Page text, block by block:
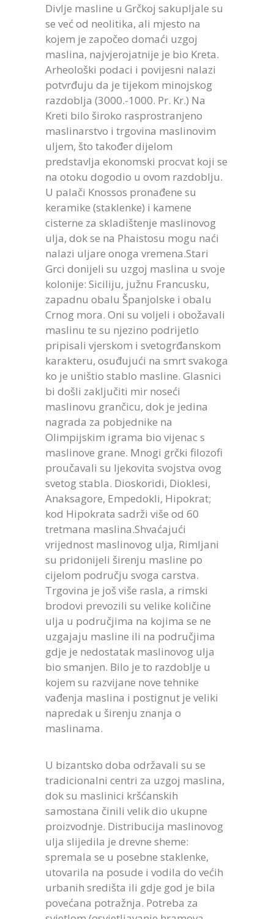
Divlje masline u Grčkoj sakupljale su
se već od neolitika, ali mjesto na
kojem je započeo domaći uzgoj
maslina, najvjerojatnije je bio Kreta.
Arheološki podaci i povijesni nalazi
potvrđuju da je tijekom minojskog
razdoblja (3000.-1000. Pr. Kr.) Na
Kreti bilo široko rasprostranjeno
maslinarstvo i trgovina maslinovim
uljem, što također dijelom
predstavlja ekonomski procvat koji se
na otoku dogodio u ovom razdoblju.
U palači Knossos pronađene su
keramike (staklenke) i kamene
cisterne za skladištenje maslinovog
ulja, dok se na Phaistosu mogu naći
nalazi uljare onoga vremena.Stari
Grci donijeli su uzgoj maslina u svoje
kolonije: Siciliju, južnu Francusku,
zapadnu obalu Španjolske i obalu
Crnog mora. Oni su voljeli i obožavali
maslinu te su njezino podrijetlo
pripisali vjerskom i svetogrđanskom
karakteru, osuđujući na smrt svakoga
ko je uništio stablo masline. Glasnici
bi došli zaključiti mir noseći
maslinovu grančicu, dok je jedina
nagrada za pobjednike na
Olimpijskim igrama bio vijenac s
maslinove grane. Mnogi grčki filozofi
proučavali su ljekovita svojstva ovog
svetog stabla. Dioskoridi, Dioklesi,
Anaksagore, Empedokli, Hipokrat;
kod Hipokrata sadrži više od 60
tretmana maslina.Shvaćajući
vrijednost maslinovog ulja, Rimljani
su pridonijeli širenju masline po
cijelom području svoga carstva.
Trgovina je još više rasla, a rimski
brodovi prevozili su velike količine
ulja u područjima na kojima se ne
uzgajaju masline ili na područjima
gdje je nedostatak maslinovog ulja
bio smanjen. Bilo je to razdoblje u
kojem su razvijane nove tehnike
vađenja maslina i postignut je veliki
napredak u širenju znanja o
maslinama.
U bizantsko doba održavali su se
tradicionalni centri za uzgoj maslina,
dok su maslinici kršćanskih
samostana činili velik dio ukupne
proizvodnje. Distribucija maslinovog
ulja slijedila je drevne sheme:
spremala se u posebne staklenke,
utovarila na posude i vodila do većih
urbanih središta ili gdje god je bila
povećana potražnja. Potreba za